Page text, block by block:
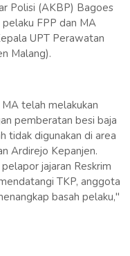
Polisi (AKBP) Bagoes
FPP dan MA
UPT Perawatan
Malang).
telah melakukan
pemberatan besi baja
tidak digunakan di area
Ardirejo Kepanjen.
jajaran Reskrim
TKP, anggota
basah pelaku,"